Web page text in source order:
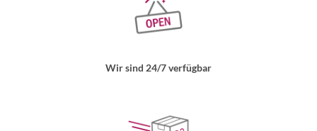
Wir sind 24/7 verfügbar